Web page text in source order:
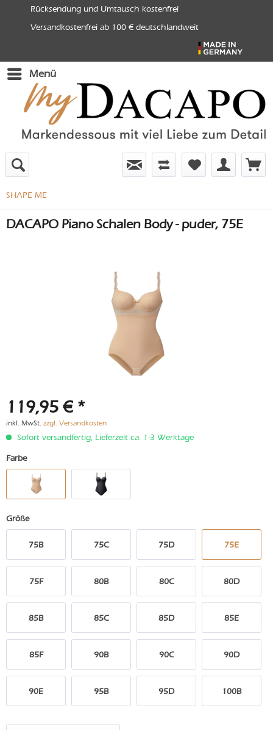
Rücksendung und Umtausch kostenfrei
Versandkostenfrei ab 100 € deutschlandweit
Menü
SHAPE ME
DACAPO Piano Schalen Body - puder, 75E
119,95 € *
inkl. MwSt. zzgl. Versandkosten
Sofort versandfertig, Lieferzeit ca. 1-3 Werktage
Farbe
Größe
75B 75C 75D 75E
75F 80B 80C 80D
85B 85C 85D 85E
85F 90B 90C 90D
90E 95B 95D 100B